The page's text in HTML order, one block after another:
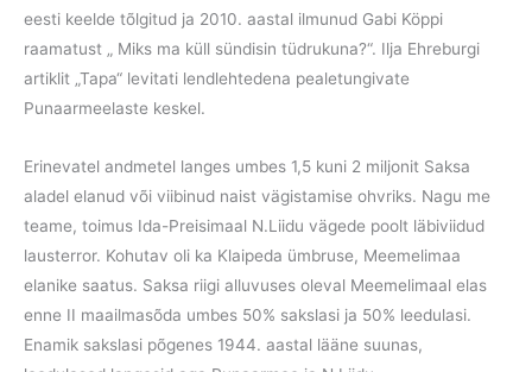
eesti keelde tõlgitud ja 2010. aastal ilmunud Gabi Köppi
raamatust „ Miks ma küll sündisin tüdrukuna?“. Ilja Ehreburgi
artiklit „Tapa“ levitati lendlehtedena pealetungivate
Punaarmeelaste keskel.
Erinevatel andmetel langes umbes 1,5 kuni 2 miljonit Saksa
aladel elanud või viibinud naist vägistamise ohvriks. Nagu me
teame, toimus Ida-Preisimaal N.Liidu vägede poolt läbiviidud
lausterror. Kohutav oli ka Klaipeda ümbruse, Meemelimaa
elanike saatus. Saksa riigi alluvuses oleval Meemelimaal elas
enne II maailmasõda umbes 50% sakslasi ja 50% leedulasi.
Enamik sakslasi põgenes 1944. aastal lääne suunas,